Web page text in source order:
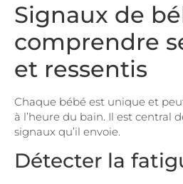
Signaux de
comprendre
et ressentis
Chaque bébé est unique et
à l’heure du bain. Il est central
signaux qu’il envoie.
Détecter la